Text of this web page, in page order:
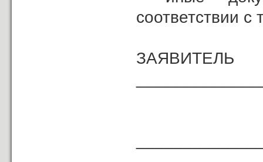
соответствии с